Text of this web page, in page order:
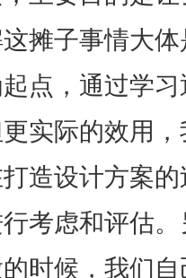
摊子事情大
点，通过学
实际的效用
造设计方案
考虑和评估
时候，我们